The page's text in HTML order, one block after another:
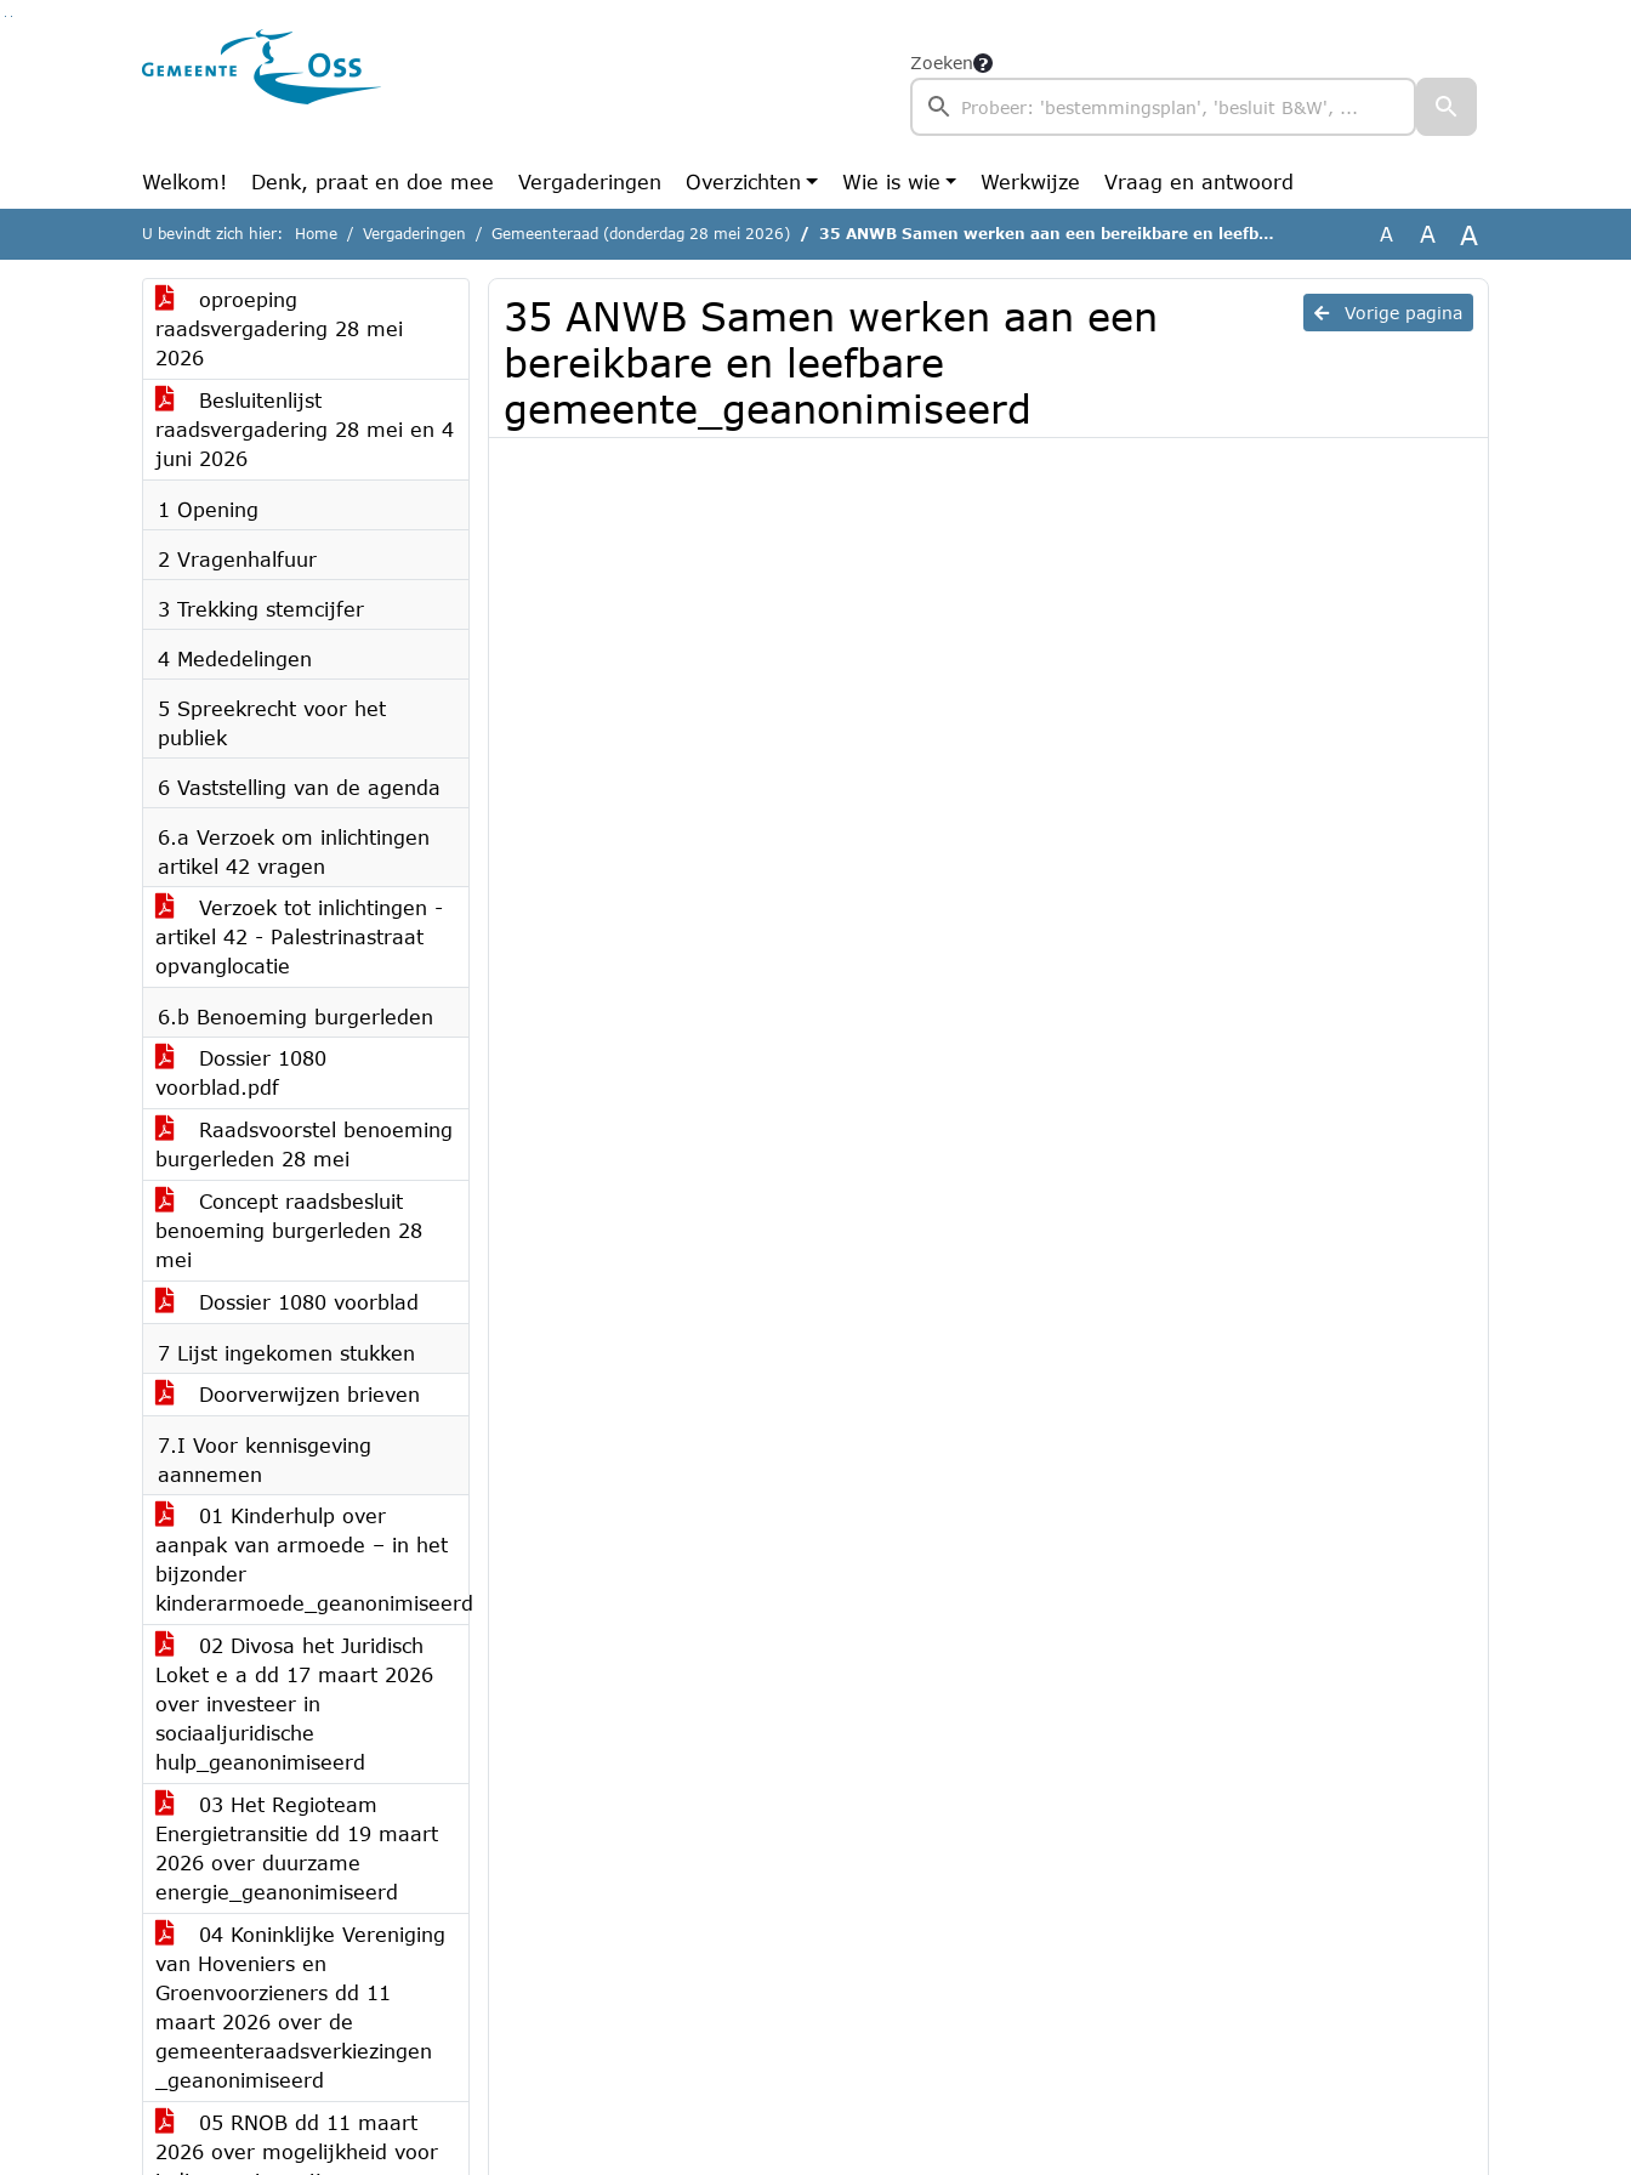
Ga naar de inhoud van deze pagina
Zoeken
Welkom! Denk, praat en doe mee Vergaderingen Overzichten Wie is wie Werkwijze Vraag en antwoord
U bevindt zich hier: Home Vergaderingen Gemeenteraad (donderdag 28 mei 2026) 35 ANWB Samen werken aan een bereikbare en leefbare gemeente_geanonimiseerd A A A
oproeping
raadsvergadering 28 mei
2026
Besluitenlijst
raadsvergadering 28 mei en 4
juni 2026
1 Opening
2 Vragenhalfuur
3 Trekking stemcijfer
4 Mededelingen
5 Spreekrecht voor het
publiek
6 Vaststelling van de agenda
6.a Verzoek om inlichtingen
artikel 42 vragen
Verzoek tot inlichtingen -
artikel 42 - Palestrinastraat
opvanglocatie
6.b Benoeming burgerleden
Dossier 1080
voorblad.pdf
Raadsvoorstel benoeming
burgerleden 28 mei
Concept raadsbesluit
benoeming burgerleden 28
mei
Dossier 1080 voorblad
7 Lijst ingekomen stukken
Doorverwijzen brieven
7.I Voor kennisgeving
aannemen
01 Kinderhulp over
aanpak van armoede – in het
bijzonder
kinderarmoede_geanonimiseerd
02 Divosa het Juridisch
Loket e a dd 17 maart 2026
over investeer in
sociaaljuridische
hulp_geanonimiseerd
03 Het Regioteam
Energietransitie dd 19 maart
2026 over duurzame
energie_geanonimiseerd
04 Koninklijke Vereniging
van Hoveniers en
Groenvoorzieners dd 11
maart 2026 over de
gemeenteraadsverkiezingen
_geanonimiseerd
05 RNOB dd 11 maart
2026 over mogelijkheid voor
Vorige pagina
35 ANWB Samen werken aan een
bereikbare en leefbare
gemeente_geanonimiseerd